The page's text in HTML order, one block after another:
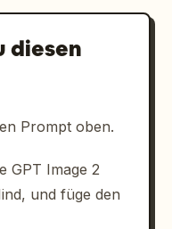
diesen
Prompt oben.
GPT Image 2
und füge den